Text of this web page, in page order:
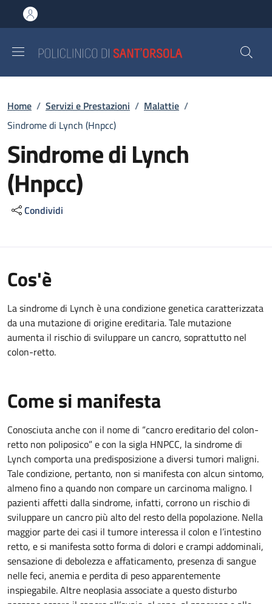
al contenuto principale
to footer content
Briciole di pane
Home / Servizi e Prestazioni / Malattie /
Sindrome di Lynch (Hnpcc)
Sindrome di Lynch
(Hnpcc)
Condividi
Cos'è
La sindrome di Lynch è una condizione genetica caratterizzata
da una mutazione di origine ereditaria. Tale mutazione
aumenta il rischio di sviluppare un cancro, soprattutto nel
colon-retto.
Come si manifesta
Conosciuta anche con il nome di “cancro ereditario del colon-
retto non poliposico” e con la sigla HNPCC, la sindrome di
Lynch comporta una predisposizione a diversi tumori maligni.
Tale condizione, pertanto, non si manifesta con alcun sintomo,
almeno fino a quando non compare un carcinoma maligno. I
pazienti affetti dalla sindrome, infatti, corrono un rischio di
sviluppare un cancro più alto del resto della popolazione. Nella
maggior parte dei casi il tumore interessa il colon e l’intestino
retto, e si manifesta sotto forma di dolori e crampi addominali,
sensazione di debolezza e affaticamento, presenza di sangue
nelle feci, anemia e perdita di peso apparentemente
inspiegabile. Altre neoplasia associate a questo disturbo